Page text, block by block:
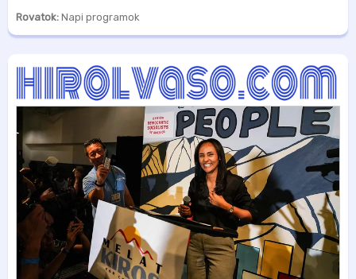
Rovatok: Napi programok